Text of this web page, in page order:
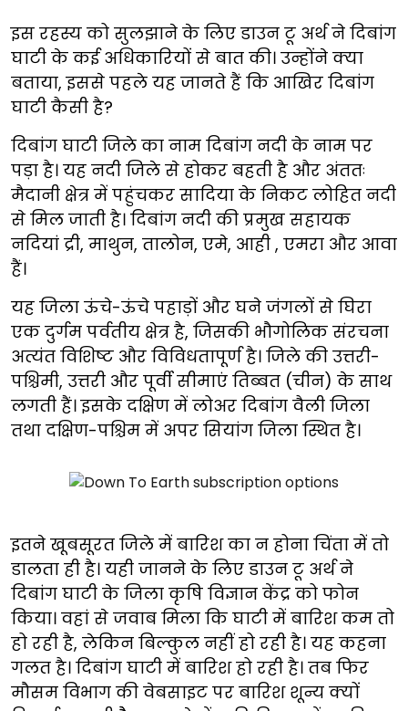
इस रहस्य को सुलझाने के लिए डाउन टू अर्थ ने दिबांग
घाटी के कई अधिकारियों से बात की। उन्होंने क्या
बताया, इससे पहले यह जानते हैं कि आखिर दिबांग
घाटी कैसी है?
दिबांग घाटी जिले का नाम दिबांग नदी के नाम पर
पड़ा है। यह नदी जिले से होकर बहती है और अंततः
मैदानी क्षेत्र में पहुंचकर सादिया के निकट लोहित नदी
से मिल जाती है। दिबांग नदी की प्रमुख सहायक
नदियां द्री, माथुन, तालोन, एमे, आही , एमरा और आवा
हैं।
यह जिला ऊंचे-ऊंचे पहाड़ों और घने जंगलों से घिरा
एक दुर्गम पर्वतीय क्षेत्र है, जिसकी भौगोलिक संरचना
अत्यंत विशिष्ट और विविधतापूर्ण है। जिले की उत्तरी-
पश्चिमी, उत्तरी और पूर्वी सीमाएं तिब्बत (चीन) के साथ
लगती हैं। इसके दक्षिण में लोअर दिबांग वैली जिला
तथा दक्षिण-पश्चिम में अपर सियांग जिला स्थित है।
इतने खूबसूरत जिले में बारिश का न होना चिंता में तो
डालता ही है। यही जानने के लिए डाउन टू अर्थ ने
दिबांग घाटी के जिला कृषि विज्ञान केंद्र को फोन
किया। वहां से जवाब मिला कि घाटी में बारिश कम तो
हो रही है, लेकिन बिल्कुल नहीं हो रही है। यह कहना
गलत है। दिबांग घाटी में बारिश हो रही है। तब फिर
मौसम विभाग की वेबसाइट पर बारिश शून्य क्यों